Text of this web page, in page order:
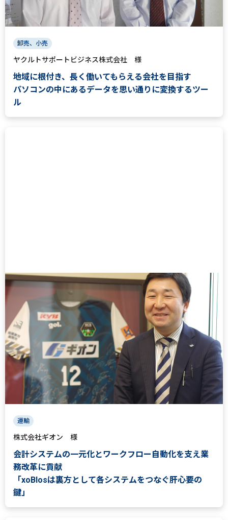
卸売、小売
ヤクルトサポートビジネス株式会社 様
地域に根付き、長く働いてもらえる会社を目指す
パソコンの中にあるデータを思い通りに変換するツー
ル
運輸
株式会社ギオン 様
会計システムの一元化とワークフロー自動化を支え業
務改革に貢献
「xoBlosは裏方として各システムをつなぐ肝心要の
鍵」